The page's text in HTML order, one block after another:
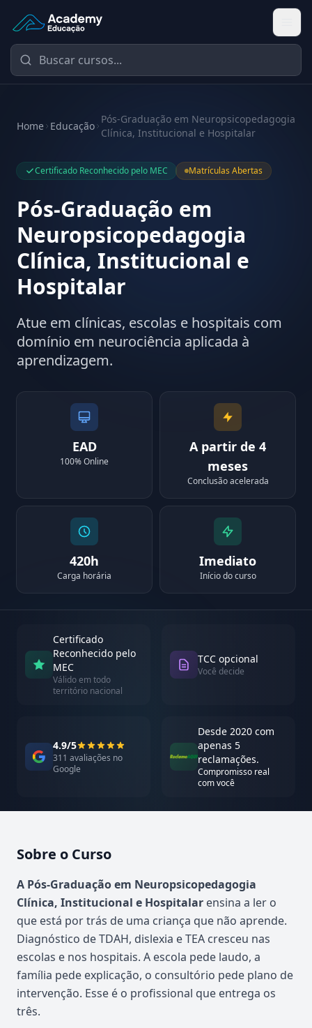
Academy Educação — Página Inicial
Home Educação
Pós-Graduação em Neuropsicopedagogia
Clínica, Institucional e Hospitalar
Certificado Reconhecido pelo MEC Matrículas Abertas
Pós-Graduação em
Neuropsicopedagogia
Clínica, Institucional e
Hospitalar
Atue em clínicas, escolas e hospitais com
domínio em neurociência aplicada à
aprendizagem.
EAD
100% Online
A partir de 4
meses
Conclusão acelerada
420h
Carga horária
Imediato
Início do curso
Certificado
Reconhecido pelo
MEC
Válido em todo
território nacional
TCC opcional
Você decide
4.9/5
311 avaliações no
Google
Desde 2020 com
apenas 5
reclamações.
Compromisso real
com você
Sobre o Curso
Atualizado em abril de 2026
A Pós-Graduação em Neuropsicopedagogia
Clínica, Institucional e Hospitalar ensina a ler o
que está por trás de uma criança que não aprende.
Diagnóstico de TDAH, dislexia e TEA cresceu nas
escolas e nos hospitais. A escola pede laudo, a
família pede explicação, o consultório pede plano de
intervenção. Esse é o profissional que entrega os
três.